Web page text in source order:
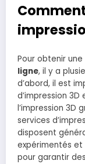
Pour obtenir une
ligne, il y a
d’abord, il est
d’impression
l’impression 3D
services
disposent
expérimentés et
pour garantir